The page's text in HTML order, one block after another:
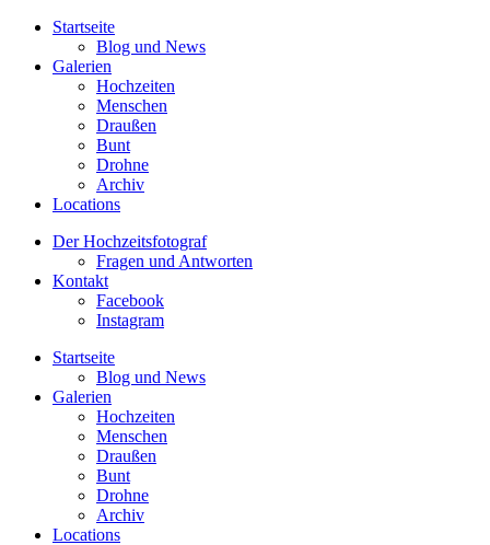
Startseite
Blog und News
Galerien
Hochzeiten
Menschen
Draußen
Bunt
Drohne
Archiv
Locations
Der Hochzeitsfotograf
Fragen und Antworten
Kontakt
Facebook
Instagram
Startseite
Blog und News
Galerien
Hochzeiten
Menschen
Draußen
Bunt
Drohne
Archiv
Locations